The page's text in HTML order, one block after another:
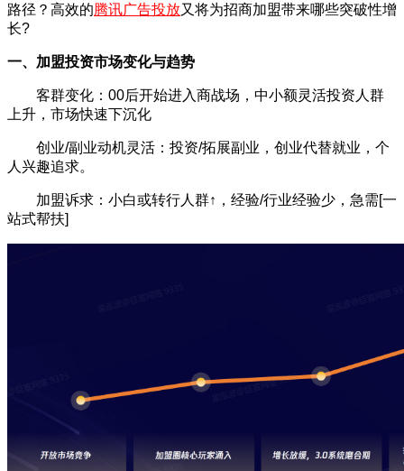
路径？高效的腾讯广告投放又将为招商加盟带来哪些突破性增
长?
一、加盟投资市场变化与趋势
客群变化：00后开始进入商战场，中小额灵活投资人群
上升，市场快速下沉化
创业/副业动机灵活：投资/拓展副业，创业代替就业，个
人兴趣追求。
加盟诉求：小白或转行人群↑，经验/行业经验少，急需[一
站式帮扶]